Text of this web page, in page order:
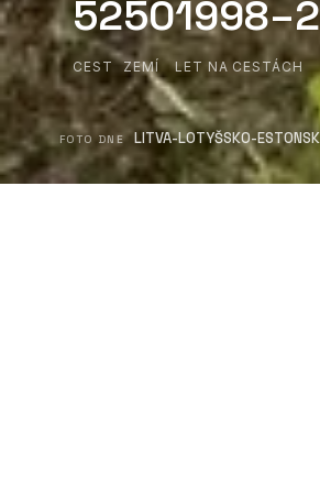
52
CEST
50
ZEMÍ LET NA CESTÁCH
FOTO DNE LITVA-LOTYŠSKO-